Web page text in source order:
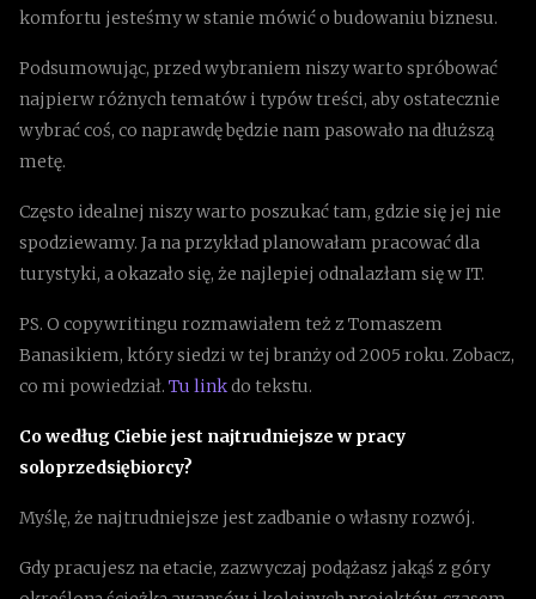
komfortu jesteśmy w stanie mówić o budowaniu biznesu.
Podsumowując, przed wybraniem niszy warto spróbować
najpierw różnych tematów i typów treści, aby ostatecznie
wybrać coś, co naprawdę będzie nam pasowało na dłuższą
metę.
Często idealnej niszy warto poszukać tam, gdzie się jej nie
spodziewamy. Ja na przykład planowałam pracować dla
turystyki, a okazało się, że najlepiej odnalazłam się w IT.
PS. O copywritingu rozmawiałem też z Tomaszem
Banasikiem, który siedzi w tej branży od 2005 roku. Zobacz,
co mi powiedział. Tu linkdo tekstu.
Co według Ciebie jest najtrudniejsze w pracy
soloprzedsiębiorcy?
Myślę, że najtrudniejsze jest zadbanie o własny rozwój.
Gdy pracujesz na etacie, zazwyczaj podążasz jakąś z góry